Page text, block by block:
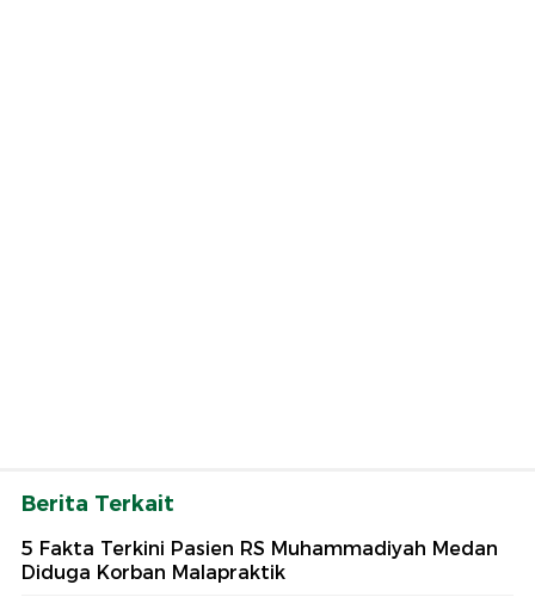
Berita Terkait
5 Fakta Terkini Pasien RS Muhammadiyah Medan
Diduga Korban Malapraktik